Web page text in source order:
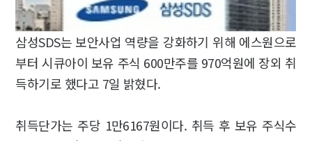
삼성SDS는 보안사업 역량을 강화하기 위해 에스원으로
부터 시큐아이 보유 주식 600만주를 970억원에 장외 취
득하기로 했다고 7일 밝혔다.
취득단가는 주당 1만6167원이다. 취득 후 보유 주식수